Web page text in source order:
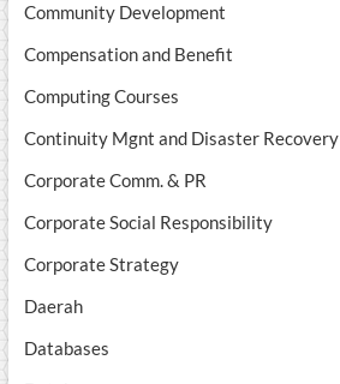
Community Development
Compensation and Benefit
Computing Courses
Continuity Mgnt and Disaster Recovery
Corporate Comm. & PR
Corporate Social Responsibility
Corporate Strategy
Daerah
Databases